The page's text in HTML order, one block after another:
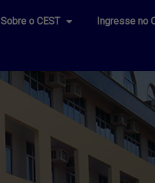
Sobre o CEST Ingresse no